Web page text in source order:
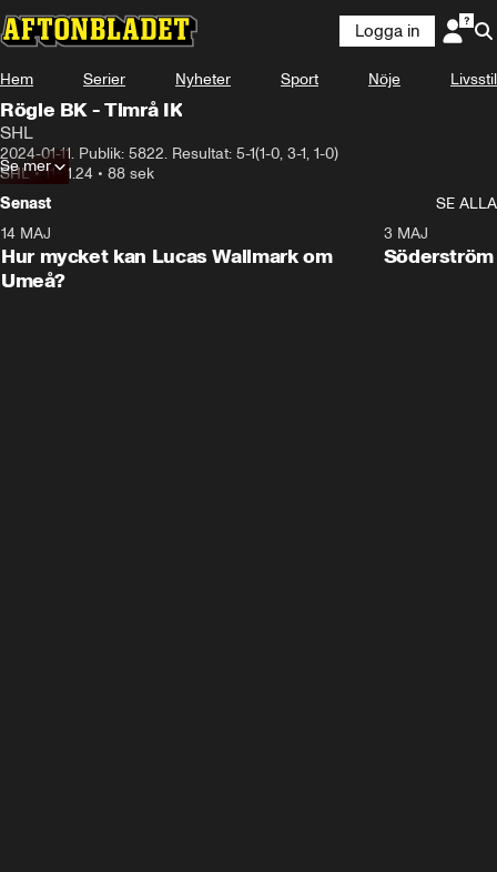
Logga in
Hem Serier Nyheter Sport Nöje Livsstil
Rögle BK - Timrå IK
SHL
2024-01-11. Publik: 5822. Resultat: 5-1(1-0, 3-1, 1-0)
SHL•11.01.24 • 88 sek
Se mer
Senast
SE ALLA
Plus
14 MAJ
Hur mycket kan Lucas Wallmark om
Umeå?
3 MAJ